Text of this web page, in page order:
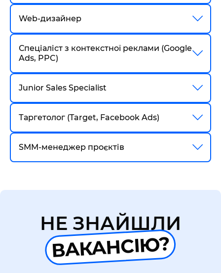
Web-дизайнер
Спеціаліст з контекстної реклами (Google
Ads, PPC)
Junior Sales Specialist
Таргетолог (Target, Facebook Ads)
SMM-менеджер проєктів
НЕ ЗНАЙШЛИ
ВАКАНСІЮ?